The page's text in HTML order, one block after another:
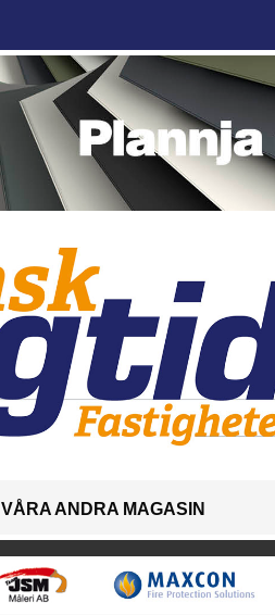
VÅRA ANDRA MAGASIN